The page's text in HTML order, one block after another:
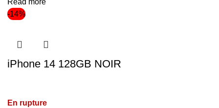
Read more
-14%
iPhone 14 128GB NOIR
En rupture